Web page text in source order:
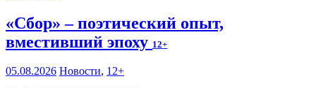
«Сбор» – поэтический опыт,
вместивший эпоху 12+
05.08.2026 Новости, 12+